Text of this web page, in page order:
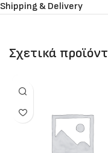
Shipping & Delivery
Σχετικά